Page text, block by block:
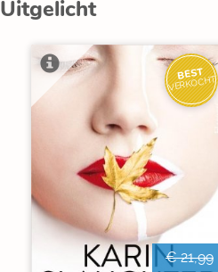
Uitgelicht
BEST
VERKOCHT
€ 21,99